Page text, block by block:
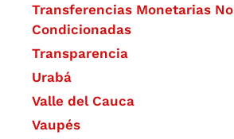
Transferencias Monetarias No
Condicionadas
Transparencia
Urabá
Valle del Cauca
Vaupés